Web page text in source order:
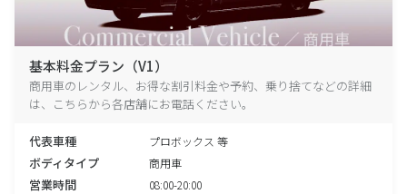
基本料金プラン（V1）
商用車のレンタル、お得な割引料金や予約、乗り捨てなどの詳細
は、こちらから各店舗にお電話ください。
代表車種 プロボックス 等
ボディタイプ 商用車
営業時間 08:00-20:00